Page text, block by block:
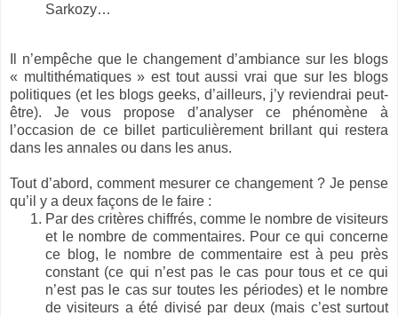
Sarkozy…
Il n’empêche que le changement d’ambiance sur les blogs
« multithématiques » est tout aussi vrai que sur les blogs
politiques (et les blogs geeks, d’ailleurs, j’y reviendrai peut-
être). Je vous propose d’analyser ce phénomène à
l’occasion de ce billet particulièrement brillant qui restera
dans les annales ou dans les anus.
Tout d’abord, comment mesurer ce changement ? Je pense
qu’il y a deux façons de le faire :
Par des critères chiffrés, comme le nombre de visiteurs
et le nombre de commentaires. Pour ce qui concerne
ce blog, le nombre de commentaire est à peu près
constant (ce qui n’est pas le cas pour tous et ce qui
n’est pas le cas sur toutes les périodes) et le nombre
de visiteurs a été divisé par deux (mais c’est surtout